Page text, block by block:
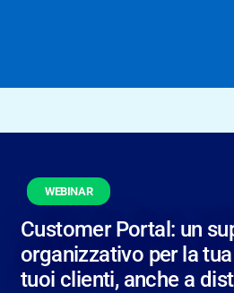
WEBINAR
Customer Portal: un
organizzativo per la
tuoi clienti, anche a